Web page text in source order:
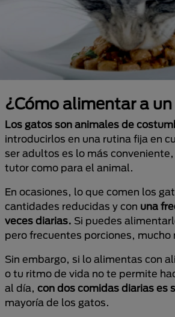
¿Cómo alimentar a
Los gatos son animales de
introducirlos en una rutina fija en
ser adultos es lo más
tutor como para el animal.
En ocasiones, lo que comen los
cantidades reducidas y con una
veces diarias. Si puedes
pero frecuentes porciones, mucho
Sin embargo, si lo alimentas con
o tu ritmo de vida no te permite
al día, con dos comidas diarias es
mayoría de los gatos.